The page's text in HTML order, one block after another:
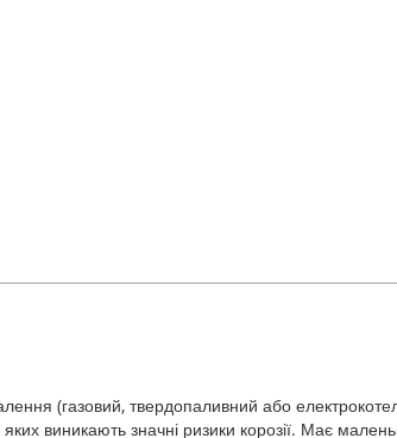
(газовий, твердопаливний або
виникають значні ризики корозії. Має